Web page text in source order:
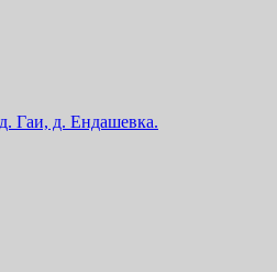
Гаи, д. Ендашевка.